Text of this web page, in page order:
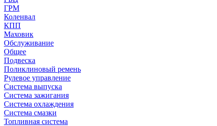
ГРМ
Коленвал
КПП
Маховик
Обслуживание
Общее
Подвеска
Поликлиновый ремень
Рулевое управление
Система выпуска
Система зажигания
Система охлаждения
Система смазки
Топливная система